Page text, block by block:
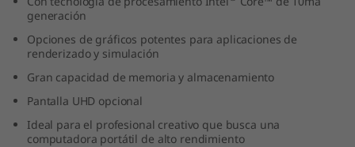
n
e
generación
Opciones de gráficos potentes para aplicaciones de
renderizado y simulación
Gran capacidad de memoria y almacenamiento
Pantalla UHD opcional
Ideal para el profesional creativo que busca una
computadora portátil de alto rendimiento